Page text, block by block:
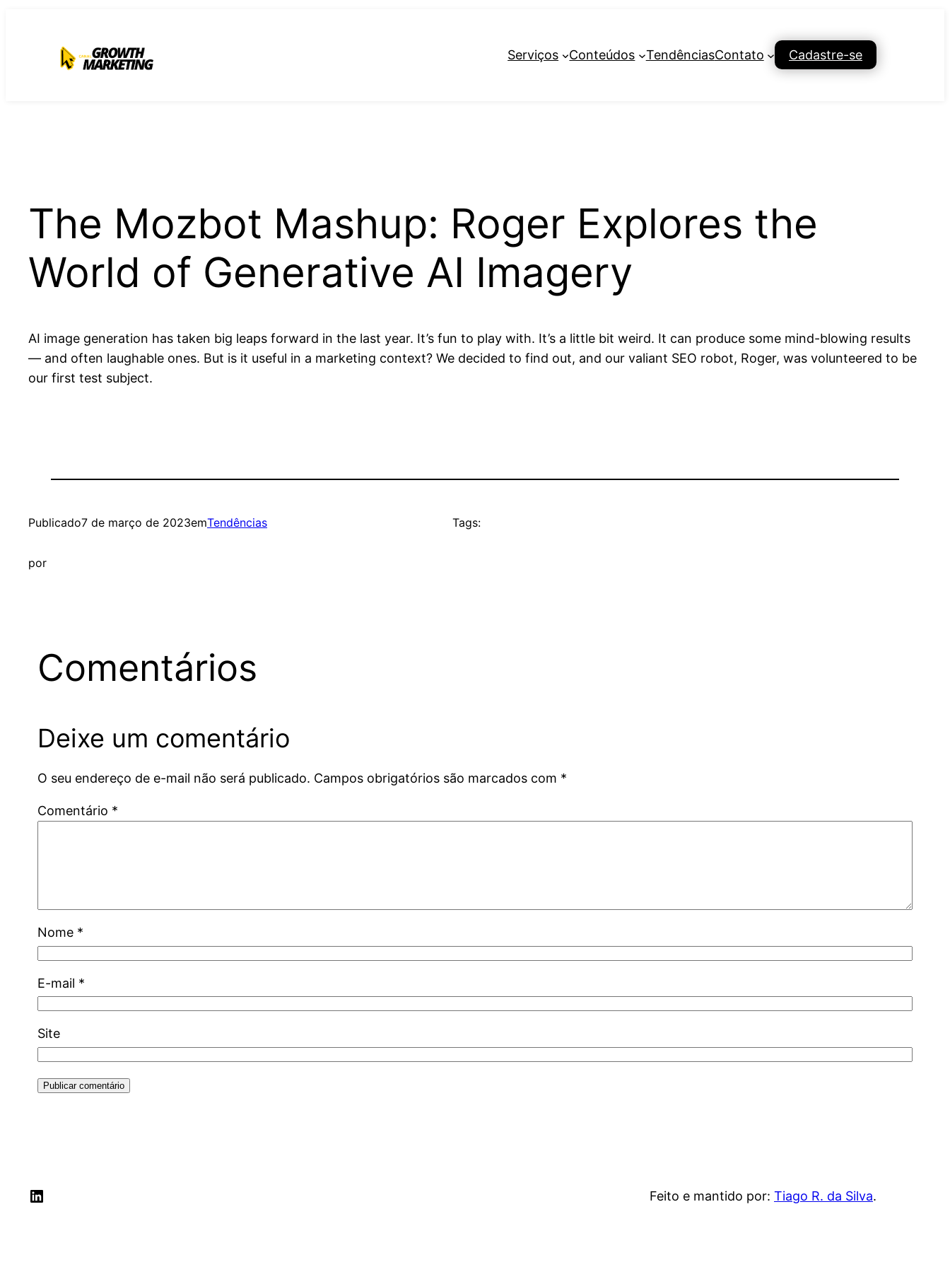
conteúdo
Serviços Conteúdos TendênciasContato Cadastre-se
The Mozbot Mashup: Roger Explores the
World of Generative AI Imagery
AI image generation has taken big leaps forward in the last year. It’s fun to play with. It’s a little bit weird. It can produce some mind-blowing results
— and often laughable ones. But is it useful in a marketing context? We decided to find out, and our valiant SEO robot, Roger, was volunteered to be
our first test subject.
Publicado7 de março de 2023emTendências
por
Tags:
Comentários
Deixe um comentário
O seu endereço de e-mail não será publicado. Campos obrigatórios são marcados com *
Comentário *
Nome *
E-mail *
Site
LinkedIn Feito e mantido por: Tiago R. da Silva.